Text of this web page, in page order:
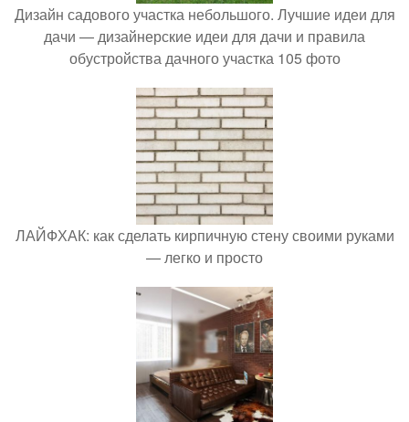
Дизайн садового участка небольшого. Лучшие идеи для
дачи — дизайнерские идеи для дачи и правила
обустройства дачного участка 105 фото
ЛАЙФХАК: как сделать кирпичную стену своими руками
— легко и просто